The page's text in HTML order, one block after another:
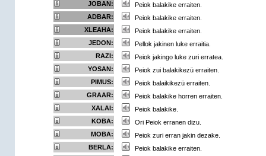
JOBAN:
Peiok balakike erraiten.
ADBAR:
Peiok balakike erraiten.
XLEAHA:
Peiok balakike erraiten.
JEDON:
Pellok jakinen luke erraitia.
RAZI:
Peiok jakingo luke zuri erratea.
YOSAN:
Peiok zui balakikezü erraiten.
PIMUS:
Peiok balaikikezü erraiten.
GRAAR:
Peiok balakike horren erraiten.
XALAI:
Peiok balakike.
KOBA:
Ori Peiok erranen dizu.
MOBA:
Peiok zuri erran jakin dezake.
BERLA:
Peiok balakike erraiten.